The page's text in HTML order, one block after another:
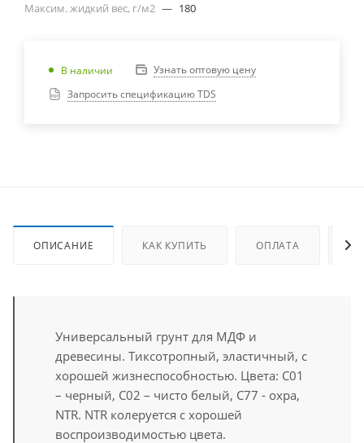
Максим. жидкий вес, г/м2 — 180
В наличии
Узнать оптовую цену
Запросить спецификацию TDS
ОПИСАНИЕ КАК КУПИТЬ ОПЛАТА
Универсальный грунт для МДФ и
древесины. Тиксотропный, эластичный, с
хорошей жизнеспособностью. Цвета: С01
– черный, C02 – чисто белый, С77 - охра,
NTR. NTR колеруется с хорошей
воспроизводимостью цвета.